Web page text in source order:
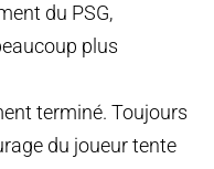
du PSG,
plus
terminé. Toujours
du joueur tente